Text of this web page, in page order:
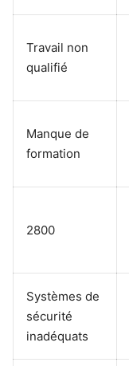
Travail non
qualifié
Manque de
formation
2800
Systèmes de
sécurité
inadéquats